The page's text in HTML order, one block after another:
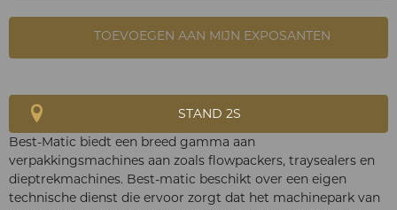
TOEVOEGEN AAN MIJN EXPOSANTEN
STAND 2S
Best-Matic biedt een breed gamma aan
verpakkingsmachines aan zoals flowpackers, traysealers en
dieptrekmachines. Best-matic beschikt over een eigen
technische dienst die ervoor zorgt dat het machinepark van